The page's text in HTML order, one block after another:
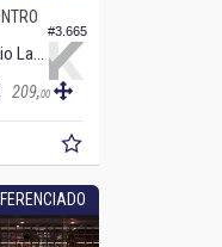
#3.665
Apartamento Garden no Edifício Lagom
209,00